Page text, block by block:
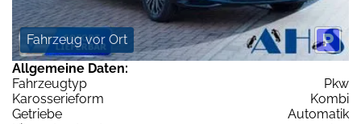
Fahrzeug vor Ort
Allgemeine Daten:
Fahrzeugtyp
Pkw
Karosserieform
Kombi
Getriebe
Automatik